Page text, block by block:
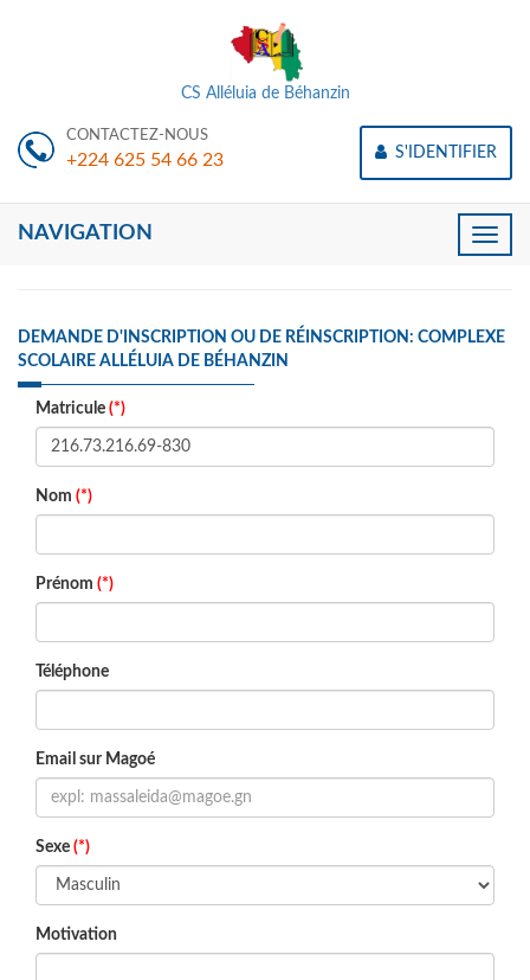
CS Alléluia de Béhanzin
CONTACTEZ-NOUS
+224 625 54 66 23 S'IDENTIFIER
Toggle
NAVIGATION
DEMANDE D'INSCRIPTION OU DE RÉINSCRIPTION: COMPLEXE
SCOLAIRE ALLÉLUIA DE BÉHANZIN
Matricule (*)
Nom (*)
Prénom (*)
Téléphone
Email sur Magoé
Sexe (*)
Motivation